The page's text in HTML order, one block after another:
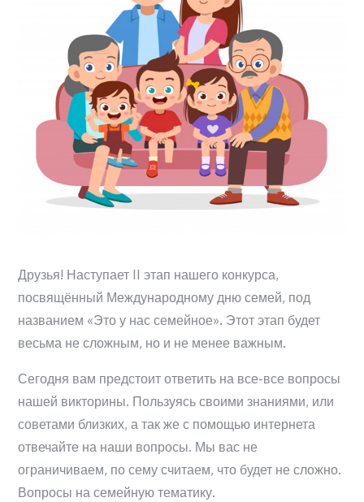
Друзья! Наступает II этап нашего конкурса,
посвящённый Международному дню семей, под
названием «Это у нас семейное». Этот этап будет
весьма не сложным, но и не менее важным.
Сегодня вам предстоит ответить на все-все вопросы
нашей викторины. Пользуясь своими знаниями, или
советами близких, а так же с помощью интернета
отвечайте на наши вопросы. Мы вас не
ограничиваем, по сему считаем, что будет не сложно.
Вопросы на семейную тематику.